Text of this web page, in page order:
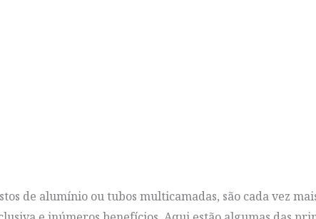
de alumínio ou tubos multicamadas, são cada vez